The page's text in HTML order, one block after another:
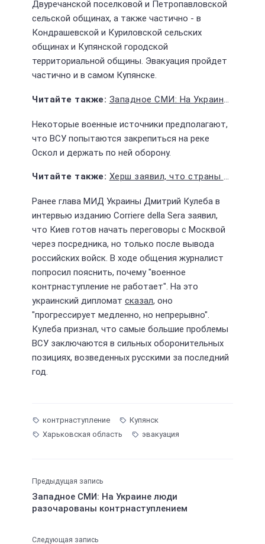
Двуречанской поселковой и Петропавловской
сельской общинах, а также частично - в
Кондрашевской и Куриловской сельских
общинах и Купянской городской
территориальной общины. Эвакуация пройдет
частично и в самом Купянске.
Западное СМИ: На Украине люди разочарованы контрнаступлением
Некоторые военные источники предполагают,
что ВСУ попытаются закрепиться на реке
Оскол и держать по ней оборону.
Херш заявил, что страны ЕС тайно призывают Зеленского закончить военные действия
Ранее глава МИД Украины Дмитрий Кулеба в
интервью изданию Corriere della Sera заявил,
что Киев готов начать переговоры с Москвой
через посредника, но только после вывода
российских войск. В ходе общения журналист
попросил пояснить, почему "военное
контрнаступление не работает". На это
украинский дипломат сказал, оно
"прогрессирует медленно, но непрерывно".
Кулеба признал, что самые большие проблемы
ВСУ заключаются в сильных оборонительных
позициях, возведенных русскими за последний
год.
контрнаступление
Купянск
Харьковская область
эвакуация
Предыдущая запись
Западное СМИ: На Украине люди
разочарованы контрнаступлением
Следующая запись